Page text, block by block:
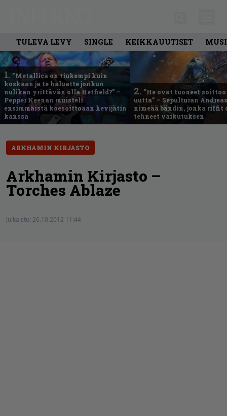
TULEVA LEVY SINGLE KEIKKAUUTISET
1. ”Metallica on tiukempi kuin
koskaan ja te haluatte jonkun
nulikan yrittävän olla Hetfield?” –
Pepper Keenan muisteli
ensimmäistä koesoittoaan hevijätin
kanssa
2. ”He ovat tuoneet
uutta” – Sepulturan
nimeää bändin, jonka riffit
tehneet vaikutuksen
ARKHAMIN KIRJASTO
Arkhamin Kirjasto –
Torches Ablaze
Julkaistu: 26.10.2012 11:44